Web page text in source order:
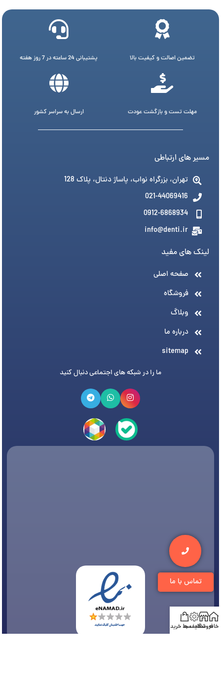
تماس با ما
تضمین اصالت و کیفیت بالا پشتیبانی 24 ساعته در 7 روز هفته
مهلت تست و بازگشت عودت ارسال به سراسر کشور
مسیر های ارتباطی
تهران، بزرگراه نواب، پاساژ دنتال، پلاک 128
021-44069416
0912-6868934
info@denti.ir
لینک های مفید
صفحه اصلی
فروشگاه
وبلاگ
درباره ما
sitemap
ما را در شبکه های اجتماعی دنبال کنید
خانهفروشگاه
تخفیف هاسبد خرید